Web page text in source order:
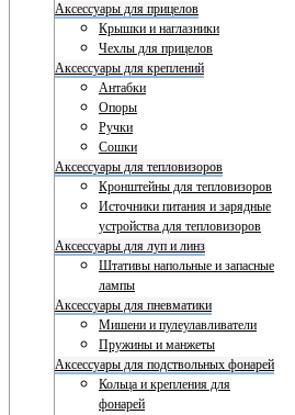
Аксессуары для прицелов
Крышки и наглазники
Чехлы для прицелов
Аксессуары для креплений
Антабки
Опоры
Ручки
Сошки
Аксессуары для тепловизоров
Кронштейны для тепловизоров
Источники питания и зарядные
устройства для тепловизоров
Аксессуары для луп и линз
Штативы напольные и запасные
лампы
Аксессуары для пневматики
Мишени и пулеулавливатели
Пружины и манжеты
Аксессуары для подствольных фонарей
Кольца и крепления для
фонарей